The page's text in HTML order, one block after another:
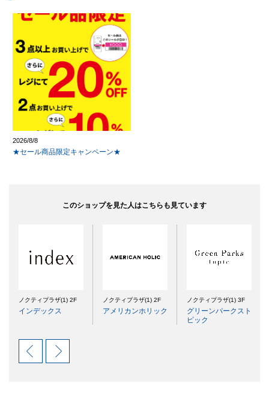
2026/8/8
★セール商品限定キャンペーン★
このショップを見た人はこちらも見ています
ノクティプラザ(1) 2F
インデックス
ノクティプラザ(1) 2F
アメリカンホリック
ノクティプラザ(1) 3F
グリーンパークスト
ピック